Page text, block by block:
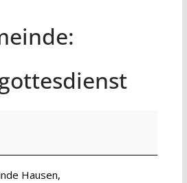
Hausen,